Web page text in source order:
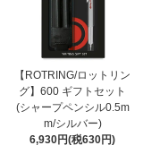
【ROTRING/ロットリン
グ】600 ギフトセット
(シャープペンシル0.5m
m/シルバー)
6,930円(税630円)